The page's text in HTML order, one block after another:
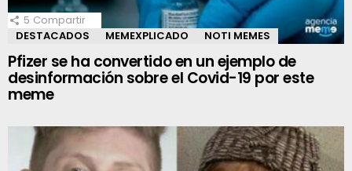
5 Compartir
DESTACADOS
MEMEXPLICADO NOTI MEMES
Pfizer se ha convertido en un ejemplo de
desinformación sobre el Covid-19 por este
meme